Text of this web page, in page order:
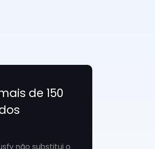
de 150
não substitui o